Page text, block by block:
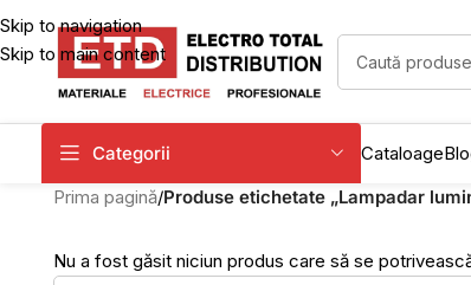
Skip to navigation
Skip to main content
Categorii Cataloage
Prima pagină/Produse etichetate „Lampadar
Nu a fost găsit niciun produs care să se